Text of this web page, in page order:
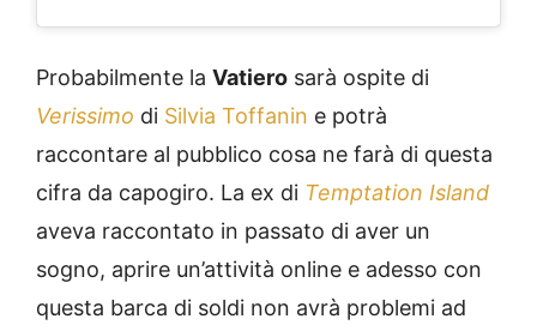
Probabilmente la Vatiero sarà ospite di
Verissimo di Silvia Toffanin e potrà
raccontare al pubblico cosa ne farà di questa
cifra da capogiro. La ex di Temptation Island
aveva raccontato in passato di aver un
sogno, aprire un’attività online e adesso con
questa barca di soldi non avrà problemi ad